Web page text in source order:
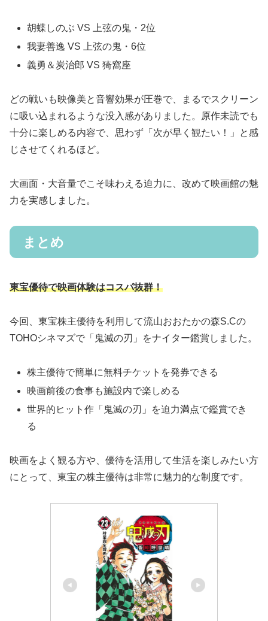
胡蝶しのぶ VS 上弦の鬼・2位
我妻善逸 VS 上弦の鬼・6位
義勇＆炭治郎 VS 猗窩座
どの戦いも映像美と音響効果が圧巻で、まるでスクリーン
に吸い込まれるような没入感がありました。原作未読でも
十分に楽しめる内容で、思わず「次が早く観たい！」と感
じさせてくれるほど。
大画面・大音量でこそ味わえる迫力に、改めて映画館の魅
力を実感しました。
まとめ
東宝優待で映画体験はコスパ抜群！
今回、東宝株主優待を利用して流山おおたかの森S.Cの
TOHOシネマズで「鬼滅の刃」をナイター鑑賞しました。
株主優待で簡単に無料チケットを発券できる
映画前後の食事も施設内で楽しめる
世界的ヒット作「鬼滅の刃」を迫力満点で鑑賞でき
る
映画をよく観る方や、優待を活用して生活を楽しみたい方
にとって、東宝の株主優待は非常に魅力的な制度です。